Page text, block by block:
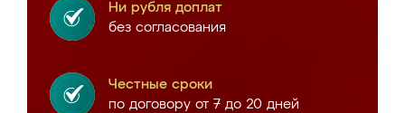
Ни рубля доплат
без согласования
Честные сроки
по договору от 7 до 20 дней